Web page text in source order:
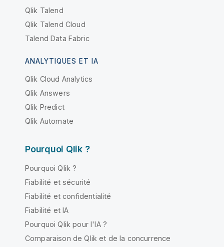
Qlik Talend
Qlik Talend Cloud
Talend Data Fabric
ANALYTIQUES ET IA
Qlik Cloud Analytics
Qlik Answers
Qlik Predict
Qlik Automate
Pourquoi Qlik ?
Pourquoi Qlik ?
Fiabilité et sécurité
Fiabilité et confidentialité
Fiabilité et IA
Pourquoi Qlik pour l'IA ?
Comparaison de Qlik et de la concurrence